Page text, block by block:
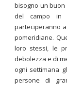
bisogno un buon
del campo in
parteciperanno
pomeridiane.
loro stessi, le
debolezza e di
ogni settimana
persone di